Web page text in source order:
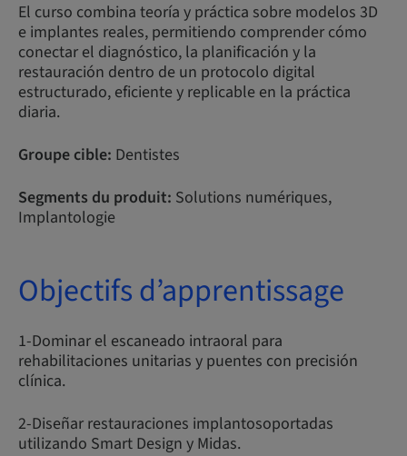
El curso combina teoría y práctica sobre modelos 3D
e implantes reales, permitiendo comprender cómo
conectar el diagnóstico, la planificación y la
restauración dentro de un protocolo digital
estructurado, eficiente y replicable en la práctica
diaria.
Groupe cible: Dentistes
Segments du produit: Solutions numériques,
Implantologie
Objectifs d’apprentissage
1-Dominar el escaneado intraoral para
rehabilitaciones unitarias y puentes con precisión
clínica.
2-Diseñar restauraciones implantosoportadas
utilizando Smart Design y Midas.